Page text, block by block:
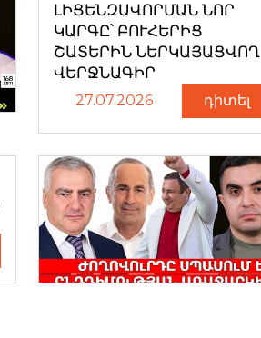
ԼԻՑԵՆԶԱՎՈՐՄԱՆ ՆՈՐ
ԿԱՐԳԸ՝ ԲՈՒՀԵՐԻՑ
ՇԱՏԵՐԻՆ ՆԵՐԿԱՅԱՑՎՈՂ
ՎԵՐՋՆԱԳԻՐ
27.07.2026 դիտել